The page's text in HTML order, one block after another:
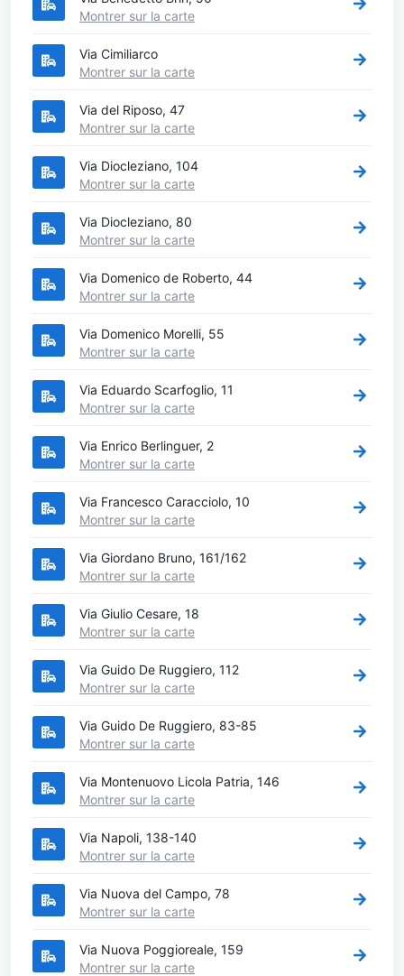
Montrer sur la carte
Via Cimiliarco
Montrer sur la carte
Via del Riposo, 47
Montrer sur la carte
Via Diocleziano, 104
Montrer sur la carte
Via Diocleziano, 80
Montrer sur la carte
Via Domenico de Roberto, 44
Montrer sur la carte
Via Domenico Morelli, 55
Montrer sur la carte
Via Eduardo Scarfoglio, 11
Montrer sur la carte
Via Enrico Berlinguer, 2
Montrer sur la carte
Via Francesco Caracciolo, 10
Montrer sur la carte
Via Giordano Bruno, 161/162
Montrer sur la carte
Via Giulio Cesare, 18
Montrer sur la carte
Via Guido De Ruggiero, 112
Montrer sur la carte
Via Guido De Ruggiero, 83-85
Montrer sur la carte
Via Montenuovo Licola Patria, 146
Montrer sur la carte
Via Napoli, 138-140
Montrer sur la carte
Via Nuova del Campo, 78
Montrer sur la carte
Via Nuova Poggioreale, 159
Montrer sur la carte